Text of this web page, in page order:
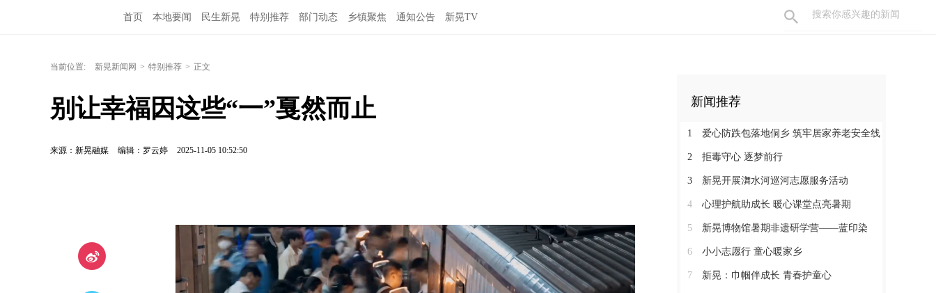
首页 本地要闻 民生新晃 特别推荐 部门动态 乡镇聚焦 通知公告 新晃TV
当前位置: 新晃新闻网 > 特别推荐 > 正文
别让幸福因这些“一”戛然而止
来源：新晃融媒 编辑：罗云婷 2025-11-05 10:52:50
新闻推荐
1 爱心防跌包落地侗乡 筑牢居家养老安全线
2 拒毒守心 逐梦前行
3 新晃开展㵲水河巡河志愿服务活动
4 心理护航助成长 暖心课堂点亮暑期
5 新晃博物馆暑期非遗研学营——蓝印染
6 小小志愿行 童心暖家乡
7 新晃：巾帼伴成长 青春护童心